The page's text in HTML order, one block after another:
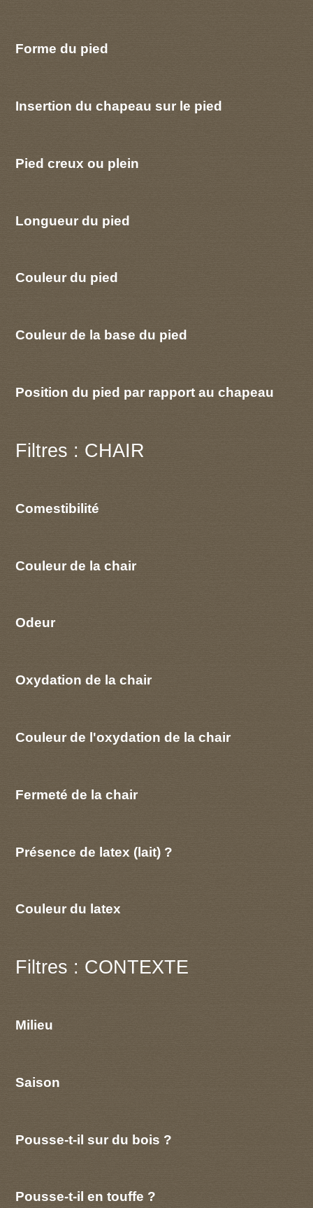
Forme du pied
Insertion du chapeau sur le pied
Pied creux ou plein
Longueur du pied
Couleur du pied
Couleur de la base du pied
Position du pied par rapport au chapeau
Filtres : CHAIR
Comestibilité
Couleur de la chair
Odeur
Oxydation de la chair
Couleur de l'oxydation de la chair
Fermeté de la chair
Présence de latex (lait) ?
Couleur du latex
Filtres : CONTEXTE
Milieu
Saison
Pousse-t-il sur du bois ?
Pousse-t-il en touffe ?